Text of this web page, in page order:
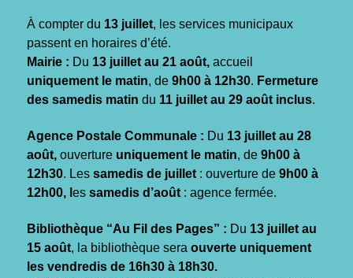
À compter du 13 juillet, les services municipaux
passent en horaires d’été.
Mairie : Du 13 juillet au 21 août, accueil
uniquement le matin, de 9h00 à 12h30. Fermeture
des samedis matin du 11 juillet au 29 août inclus.
Agence Postale Communale : Du 13 juillet au 28
août, ouverture uniquement le matin, de 9h00 à
12h30. Les samedis de juillet : ouverture de 9h00 à
12h00, l es samedis d’août : agence fermée.
Bibliothèque “Au Fil des Pages” : Du 13 juillet au
15 août, la bibliothèque sera ouverte uniquement
les vendredis de 16h30 à 18h30.